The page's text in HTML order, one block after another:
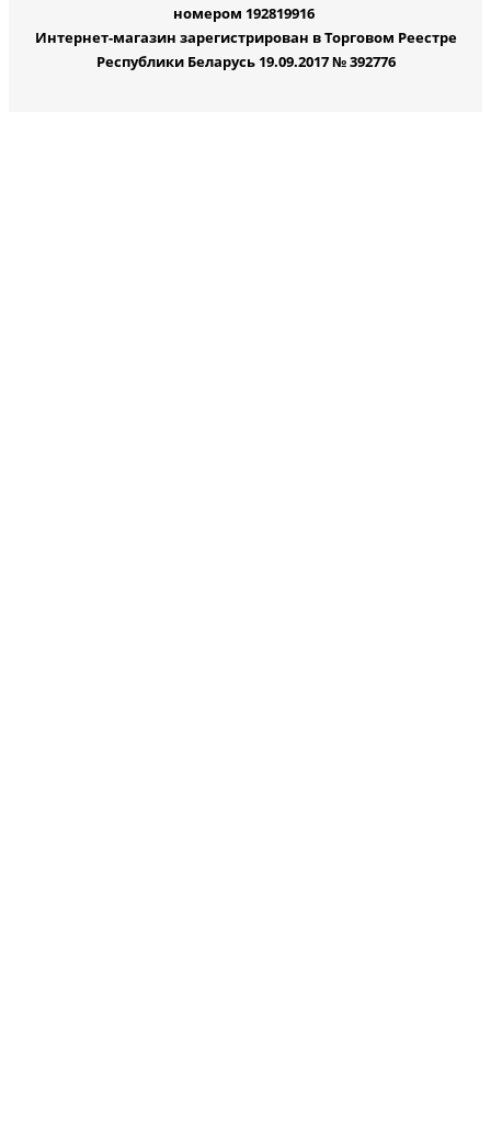
номером 192819916
Интернет-магазин зарегистрирован в Торговом Реестре
Республики Беларусь 19.09.2017 № 392776